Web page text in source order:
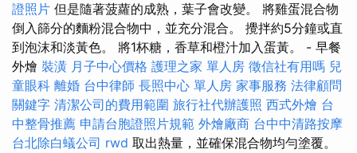
證照片 但是隨著菠蘿的成熟，葉子會改變。 將雞蛋混合物
倒入篩分的麵粉混合物中，並充分混合。 攪拌約5分鐘或直
到泡沫和淡黃色。 將1杯糖，香草和橙汁加入蛋黃。 - 早餐
外燴 裝潢 月子中心價格 護理之家 單人房 徵信社有用嗎 兒
童眼科 離婚 台中律師 長照中心 單人房 家事服務 法律顧問
關鍵字 清潔公司的費用範圍 旅行社代辦護照 西式外燴 台
中整骨推薦 申請台胞證照片規範 外燴廠商 台中中清路按摩
台北除白蟻公司 rwd 取出熱量，並確保混合物均勻塗覆。